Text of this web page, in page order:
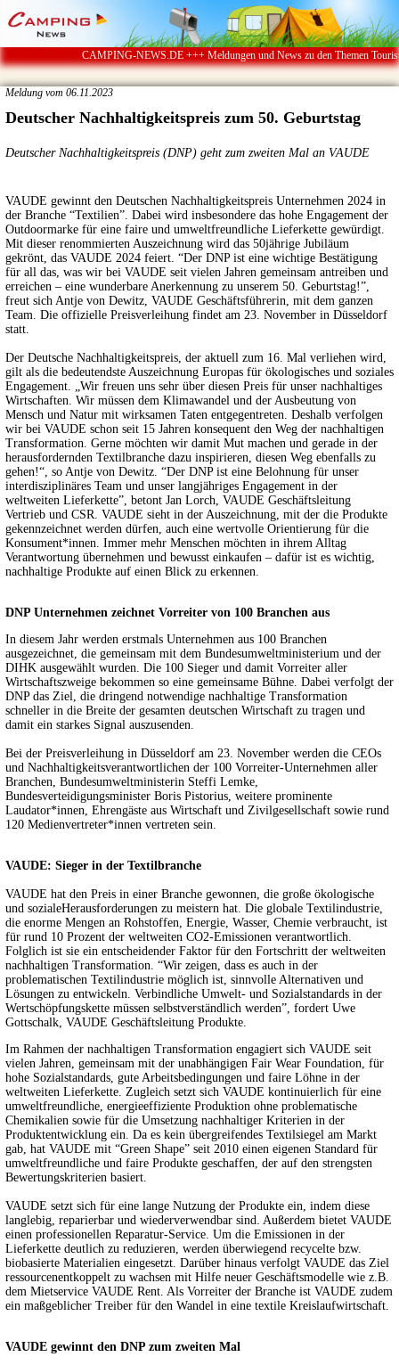
CAMPING-NEWS.DE +++ Meldungen und News zu den Themen
Meldung vom 06.11.2023
Deutscher Nachhaltigkeitspreis zum 50. Geburtstag
Deutscher Nachhaltigkeitspreis (DNP) geht zum zweiten Mal an VAUDE
VAUDE gewinnt den Deutschen Nachhaltigkeitspreis Unternehmen 2024 in
der Branche “Textilien”. Dabei wird insbesondere das hohe Engagement der
Outdoormarke für eine faire und umweltfreundliche Lieferkette gewürdigt.
Mit dieser renommierten Auszeichnung wird das 50jährige Jubiläum
gekrönt, das VAUDE 2024 feiert. “Der DNP ist eine wichtige Bestätigung
für all das, was wir bei VAUDE seit vielen Jahren gemeinsam antreiben und
erreichen – eine wunderbare Anerkennung zu unserem 50. Geburtstag!”,
freut sich Antje von Dewitz, VAUDE Geschäftsführerin, mit dem ganzen
Team. Die offizielle Preisverleihung findet am 23. November in Düsseldorf
statt.
Der Deutsche Nachhaltigkeitspreis, der aktuell zum 16. Mal verliehen wird,
gilt als die bedeutendste Auszeichnung Europas für ökologisches und soziales
Engagement. „Wir freuen uns sehr über diesen Preis für unser nachhaltiges
Wirtschaften. Wir müssen dem Klimawandel und der Ausbeutung von
Mensch und Natur mit wirksamen Taten entgegentreten. Deshalb verfolgen
wir bei VAUDE schon seit 15 Jahren konsequent den Weg der nachhaltigen
Transformation. Gerne möchten wir damit Mut machen und gerade in der
herausfordernden Textilbranche dazu inspirieren, diesen Weg ebenfalls zu
gehen!“, so Antje von Dewitz. “Der DNP ist eine Belohnung für unser
interdisziplinäres Team und unser langjähriges Engagement in der
weltweiten Lieferkette”, betont Jan Lorch, VAUDE Geschäftsleitung
Vertrieb und CSR. VAUDE sieht in der Auszeichnung, mit der die Produkte
gekennzeichnet werden dürfen, auch eine wertvolle Orientierung für die
Konsument*innen. Immer mehr Menschen möchten in ihrem Alltag
Verantwortung übernehmen und bewusst einkaufen – dafür ist es wichtig,
nachhaltige Produkte auf einen Blick zu erkennen.
DNP Unternehmen zeichnet Vorreiter von 100 Branchen aus
In diesem Jahr werden erstmals Unternehmen aus 100 Branchen
ausgezeichnet, die gemeinsam mit dem Bundesumweltministerium und der
DIHK ausgewählt wurden. Die 100 Sieger und damit Vorreiter aller
Wirtschaftszweige bekommen so eine gemeinsame Bühne. Dabei verfolgt der
DNP das Ziel, die dringend notwendige nachhaltige Transformation
schneller in die Breite der gesamten deutschen Wirtschaft zu tragen und
damit ein starkes Signal auszusenden.
Bei der Preisverleihung in Düsseldorf am 23. November werden die CEOs
und Nachhaltigkeitsverantwortlichen der 100 Vorreiter-Unternehmen aller
Branchen, Bundesumweltministerin Steffi Lemke,
Bundesverteidigungsminister Boris Pistorius, weitere prominente
Laudator*innen, Ehrengäste aus Wirtschaft und Zivilgesellschaft sowie rund
120 Medienvertreter*innen vertreten sein.
VAUDE: Sieger in der Textilbranche
VAUDE hat den Preis in einer Branche gewonnen, die große ökologische
und sozialeHerausforderungen zu meistern hat. Die globale Textilindustrie,
die enorme Mengen an Rohstoffen, Energie, Wasser, Chemie verbraucht, ist
für rund 10 Prozent der weltweiten CO2-Emissionen verantwortlich.
Folglich ist sie ein entscheidender Faktor für den Fortschritt der weltweiten
nachhaltigen Transformation. “Wir zeigen, dass es auch in der
problematischen Textilindustrie möglich ist, sinnvolle Alternativen und
Lösungen zu entwickeln. Verbindliche Umwelt- und Sozialstandards in der
Wertschöpfungskette müssen selbstverständlich werden”, fordert Uwe
Gottschalk, VAUDE Geschäftsleitung Produkte.
Im Rahmen der nachhaltigen Transformation engagiert sich VAUDE seit
vielen Jahren, gemeinsam mit der unabhängigen Fair Wear Foundation, für
hohe Sozialstandards, gute Arbeitsbedingungen und faire Löhne in der
weltweiten Lieferkette. Zugleich setzt sich VAUDE kontinuierlich für eine
umweltfreundliche, energieeffiziente Produktion ohne problematische
Chemikalien sowie für die Umsetzung nachhaltiger Kriterien in der
Produktentwicklung ein. Da es kein übergreifendes Textilsiegel am Markt
gab, hat VAUDE mit “Green Shape” seit 2010 einen eigenen Standard für
umweltfreundliche und faire Produkte geschaffen, der auf den strengsten
Bewertungskriterien basiert.
VAUDE setzt sich für eine lange Nutzung der Produkte ein, indem diese
langlebig, reparierbar und wiederverwendbar sind. Außerdem bietet VAUDE
einen professionellen Reparatur-Service. Um die Emissionen in der
Lieferkette deutlich zu reduzieren, werden überwiegend recycelte bzw.
biobasierte Materialien eingesetzt. Darüber hinaus verfolgt VAUDE das Ziel
ressourcenentkoppelt zu wachsen mit Hilfe neuer Geschäftsmodelle wie z.B.
dem Mietservice VAUDE Rent. Als Vorreiter der Branche ist VAUDE zudem
ein maßgeblicher Treiber für den Wandel in eine textile Kreislaufwirtschaft.
VAUDE gewinnt den DNP zum zweiten Mal